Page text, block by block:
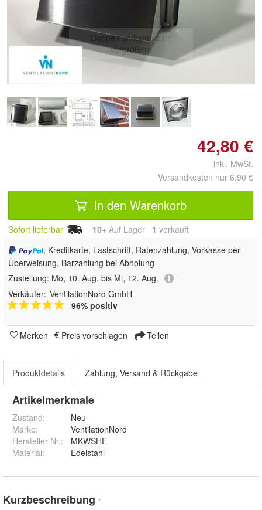
Doppelt antippen zum
vergrößern
42,80 €
inkl. MwSt.
Versandkosten nur 6,90 €
In den Warenkorb
Sofort lieferbar 10+ Auf Lager 1 verkauft
, Kreditkarte, Lastschrift, Ratenzahlung, Vorkasse per
Überweisung, Barzahlung bei Abholung
Zustellung: Mo, 10. Aug. bis Mi, 12. Aug.
Verkäufer: VentilationNord GmbH
96% positiv
Merken Preis vorschlagen Teilen
Produktdetails Zahlung, Versand & Rückgabe
Artikelmerkmale
Zustand:
Neu
Marke:
VentilationNord
Hersteller Nr.:
MKWSHE
Material: Edelstahl
Kurzbeschreibung *